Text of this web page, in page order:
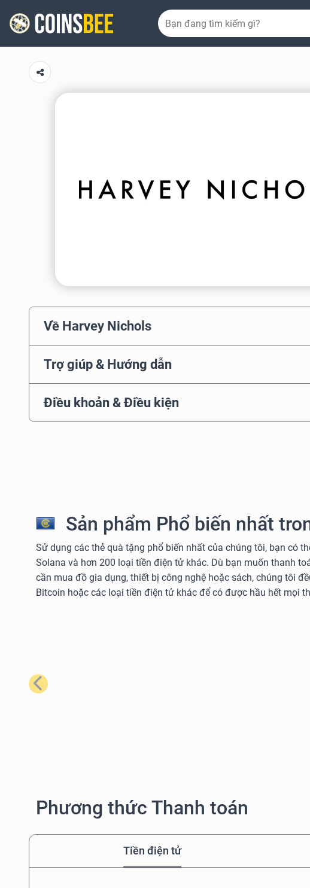
Về Harvey Nichols
Trợ giúp & Hướng dẫn
Điều khoản & Điều kiện
Sản phẩm Phổ biến nhất
Sử dụng các thẻ quà tặng phổ biến nhất của chúng tôi, bạn có
Solana và hơn 200 loại tiền điện tử khác. Dù bạn muốn thanh
cần mua đồ gia dụng, thiết bị công nghệ hoặc sách, chúng tôi
Bitcoin hoặc các loại tiền điện tử khác để có được hầu hết mọi
Trước
Phương thức Thanh toán
Tiền điện tử